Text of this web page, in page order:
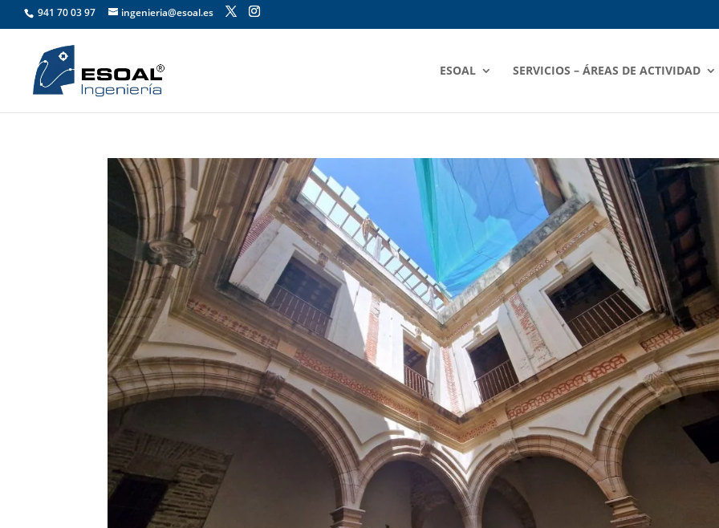
941 70 03 97 ingenieria@esoal.es
ESOAL SERVICIOS – ÁREAS DE ACTIVIDAD